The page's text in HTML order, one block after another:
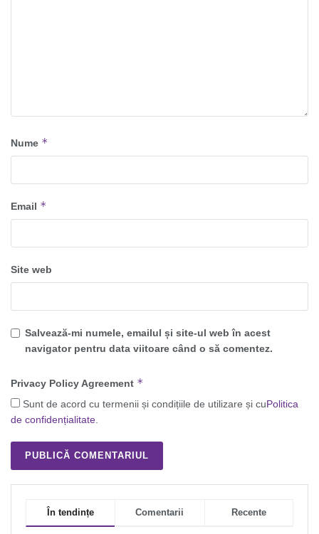
Nume *
Email *
Site web
Salvează-mi numele, emailul și site-ul web în acest
navigator pentru data viitoare când o să comentez.
Privacy Policy Agreement *
Sunt de acord cu termenii și condițiile de utilizare și cuPolitica
de confidențialitate.
În tendințe Comentarii Recente